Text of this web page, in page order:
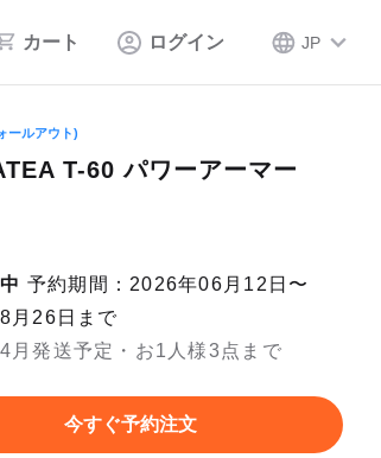
カート ログイン JP
ールアウト)
T-60 パワーアーマー
予約期間：2026年06月12日〜
月26日まで
月発送予定・お1人様3点まで
今すぐ予約注文